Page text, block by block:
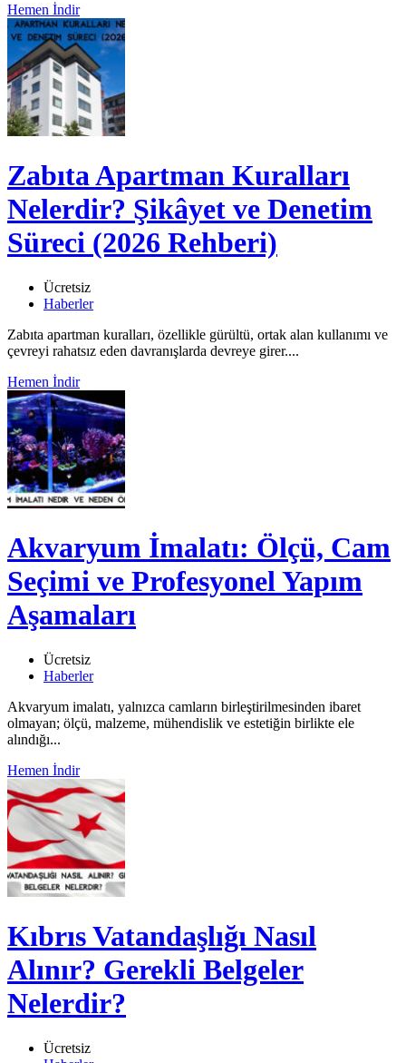
Hemen İndir
Zabıta Apartman Kuralları
Nelerdir? Şikâyet ve Denetim
Süreci (2026 Rehberi)
Ücretsiz
Haberler
Zabıta apartman kuralları, özellikle gürültü, ortak alan kullanımı ve
çevreyi rahatsız eden davranışlarda devreye girer....
Hemen İndir
Akvaryum İmalatı: Ölçü, Cam
Seçimi ve Profesyonel Yapım
Aşamaları
Ücretsiz
Haberler
Akvaryum imalatı, yalnızca camların birleştirilmesinden ibaret
olmayan; ölçü, malzeme, mühendislik ve estetiğin birlikte ele
alındığı...
Hemen İndir
Kıbrıs Vatandaşlığı Nasıl
Alınır? Gerekli Belgeler
Nelerdir?
Ücretsiz